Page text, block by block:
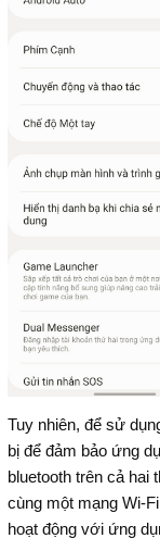
Tuy nhiên, để sử
bị để đảm bảo ứng
bluetooth trên cả hai
cùng một mạng Wi-
hoạt động với ứng